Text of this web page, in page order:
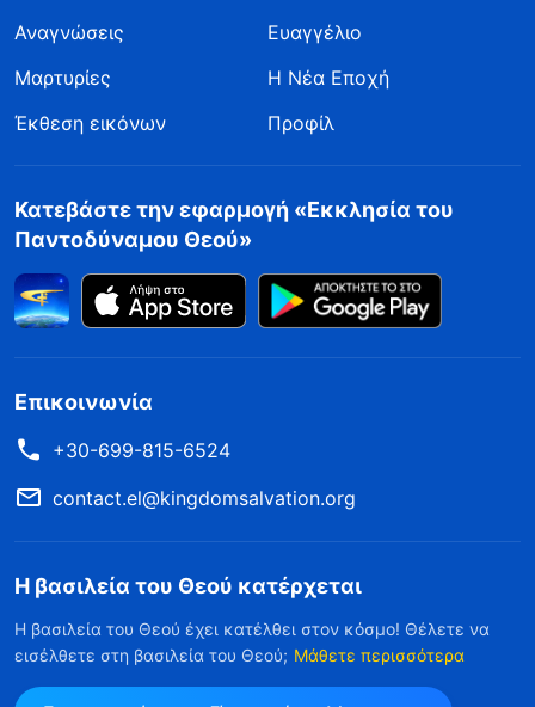
Αναγνώσεις
Ευαγγέλιο
Μαρτυρίες
Η Νέα Εποχή
Έκθεση εικόνων
Προφίλ
Κατεβάστε την εφαρμογή «Εκκλησία του
Παντοδύναμου Θεού»
Επικοινωνία
+30-699-815-6524
contact.el@kingdomsalvation.org
Η βασιλεία του Θεού κατέρχεται
Η βασιλεία του Θεού έχει κατέλθει στον κόσμο! Θέλετε να
εισέλθετε στη βασιλεία του Θεού; Μάθετε περισσότερα